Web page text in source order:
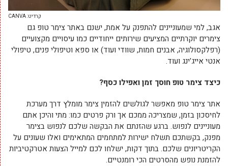
קרדיט: CANVA
אגב, למי שמעוניינים להתפנק על אמת, ישנם באתר צימר טופ גם
צימרים יוקרתיים המציעים שירותים ייחודיים כמו עיסויים מקצועיים
(רפלקסולוגיה, אבנים חמות, שוודי ועוד) או ספא וטיפולי פנים, טיפולי
אנטי אייג'ינג ועוד.
כיצד צימר טופ חוסך זמן ואפילו כסף?
אתר צימר טופ מאפשר לגולשים להזמין צימר מומלץ דרך מערכת
לחיסכון בזמן, שמצריכה ממכם אך ורק פרטים כמו: מתי והיכן אתם
מעוניינים לנפוש. ברגע שהזנתם את הבקשה שלכם לנפוש בצימר
מפנק, בקשתכם תשלח ישירות למתחמים המתאימים ואלו שעונים על
הקריטריונים שלכם. בתוך דקות, ישלחו לכם למייל הצעות אטרקטיביות
להזמנת נופש מהסרטים הכי רומנטיים.